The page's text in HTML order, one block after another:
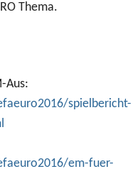
Thema.
Aus:
spielbericht-
em-fuer-